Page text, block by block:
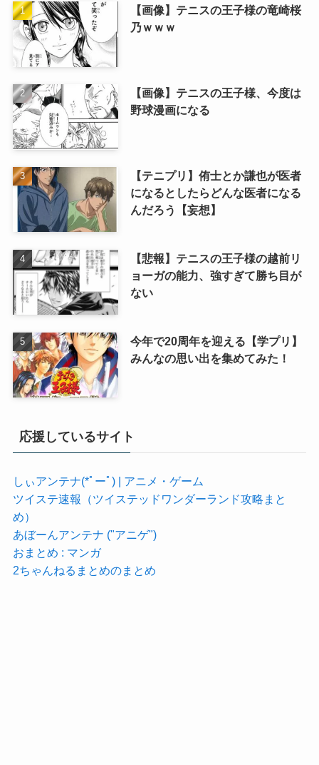
【画像】テニスの王子様の竜崎桜
乃ｗｗｗ
【画像】テニスの王子様、今度は
野球漫画になる
【テニプリ】侑士とか謙也が医者
になるとしたらどんな医者になる
んだろう【妄想】
【悲報】テニスの王子様の越前リ
ョーガの能力、強すぎて勝ち目が
ない
今年で20周年を迎える【学プリ】
みんなの思い出を集めてみた！
応援しているサイト
しぃアンテナ(*ﾟーﾟ) | アニメ・ゲーム
ツイステ速報（ツイステッドワンダーランド攻略まと
め）
あぼーんアンテナ ("アニゲ")
おまとめ : マンガ
2ちゃんねるまとめのまとめ